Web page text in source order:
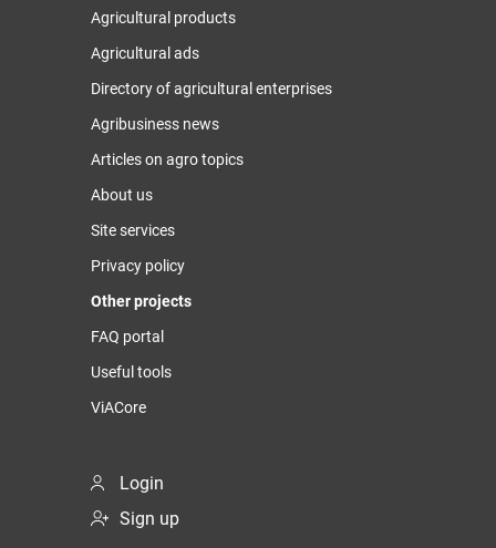
Agricultural products
Agricultural ads
Directory of agricultural enterprises
Agribusiness news
Articles on agro topics
About us
Site services
Privacy policy
Other projects
FAQ portal
Useful tools
ViACore
Login
Sign up